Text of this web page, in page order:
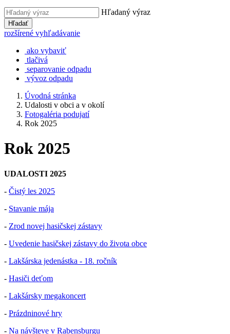
Hľadaný výraz
Hľadať
rozšírené vyhľadávanie
ako vybaviť
tlačivá
separovanie odpadu
vývoz odpadu
Úvodná stránka
Udalosti v obci a v okolí
Fotogaléria podujatí
Rok 2025
Rok 2025
UDALOSTI 2025
- Čistý les 2025
- Stavanie mája
- Zrod novej hasičskej zástavy
- Uvedenie hasičskej zástavy do života obce
- Lakšárska jedenástka - 18. ročník
- Hasiči deťom
- Lakšársky megakoncert
- Prázdninové hry
- Na návšteve v Rabensburgu